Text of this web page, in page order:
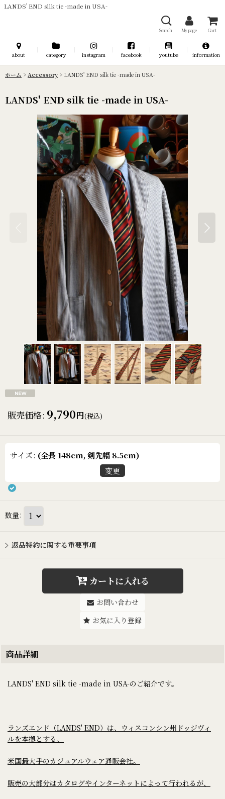
LANDS' END silk tie -made in USA-
Search My page Cart
about category instagram facebook youtube information
ホーム > Accessory > LANDS' END silk tie -made in USA-
LANDS' END silk tie -made in USA-
販売価格: 9,790円(税込)
サイズ: (全長 148cm, 剣先幅 8.5cm)
変更
数量:
返品特約に関する重要事項
カートに入れる
お問い合わせ
お気に入り登録
商品詳細
LANDS' END silk tie -made in USA-のご紹介です。
ランズエンド（LANDS' END）は、ウィスコンシン州ドッジヴィ
ルを本拠とする、
米国最大手のカジュアルウェア通販会社。
販売の大部分はカタログやインターネットによって行われるが、